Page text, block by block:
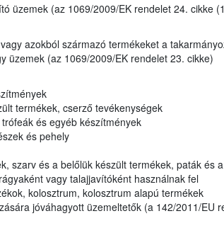
üzemek (az 1069/2009/EK rendelet 24. cikke
azokból származó termékeket a
üzemek (az 1069/2009/EK rendelet 23. cikke)
termékek, cserző tevékenységek
és egyéb készítmények
és pehely
szarv és a belőlük készült termékek, paták és
vagy talajjavítóként használnak fel
kolosztrum, kolosztrum alapú termékek
jóváhagyott üzemeltetők (a 142/2011/EU